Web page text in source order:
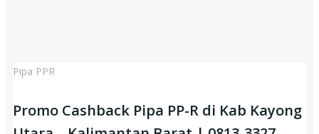
Pipa PPR
Promo Cashback Pipa PP-R di Kab Kayong